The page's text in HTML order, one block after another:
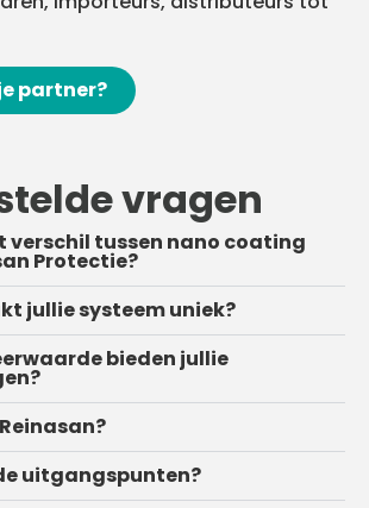
partner?
vragen
verschil tussen nano coating
Protectie?
jullie systeem uniek?
bieden jullie
uitgangspunten?